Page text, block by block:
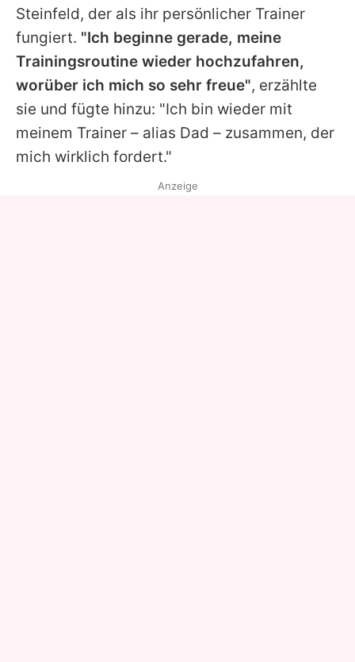
Utiq verwalten
Steinfeld, der als ihr persönlicher Trainer
fungiert. "Ich beginne gerade, meine
Trainingsroutine wieder hochzufahren,
worüber ich mich so sehr freue", erzählte
sie und fügte hinzu: "Ich bin wieder mit
meinem Trainer – alias Dad – zusammen, der
mich wirklich fordert."
Anzeige